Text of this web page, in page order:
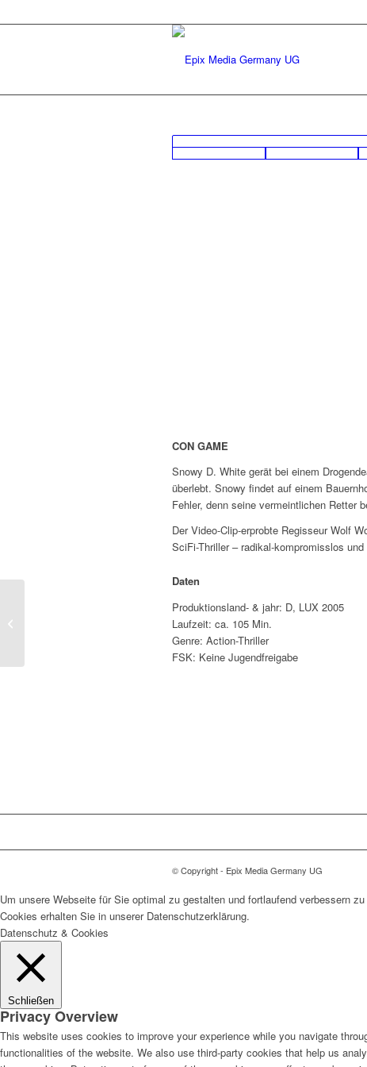
CON GAME
Snowy D. White gerät bei einem
überlebt. Snowy findet auf einem
Fehler, denn seine vermeintlichen Retter
Der Video-Clip-erprobte Regisseur Wolf
SciFi-Thriller – radikal-kompromisslos
Daten
Produktionsland- & jahr: D, LUX 2005
Laufzeit: ca. 105 Min.
Genre: Action-Thriller
FSK: Keine Jugendfreigabe
© Copyright - Epix Media Germany UG
Um unsere Webseite für Sie optimal zu gestalten und fortlaufend verbessern
Cookies erhalten Sie in unserer Datenschutzerklärung.
Datenschutz & Cookies
Schließen
Privacy Overview
This website uses cookies to improve your experience while you navigate
functionalities of the website. We also use third-party cookies that help us